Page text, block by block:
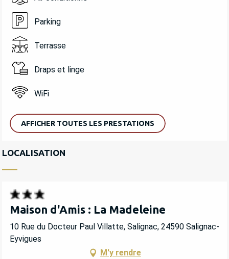
Parking
Terrasse
Draps et linge
WiFi
AFFICHER TOUTES LES PRESTATIONS
LOCALISATION
Maison d'Amis : La Madeleine
10 Rue du Docteur Paul Villatte, Salignac, 24590 Salignac-
Eyvigues
M'y rendre